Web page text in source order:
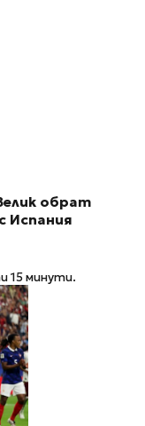
обрат
Испания
15 минути.